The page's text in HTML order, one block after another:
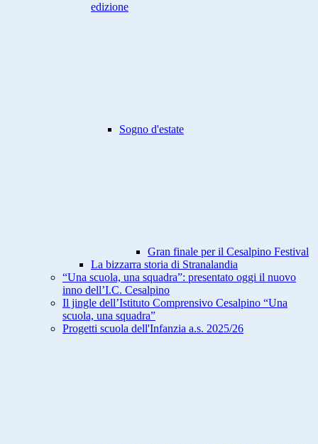
edizione
Sogno d'estate
Gran finale per il Cesalpino Festival
La bizzarra storia di Stranalandia
“Una scuola, una squadra”: presentato oggi il nuovo
inno dell’I.C. Cesalpino
Il jingle dell’Istituto Comprensivo Cesalpino “Una
scuola, una squadra”
Progetti scuola dell'Infanzia a.s. 2025/26